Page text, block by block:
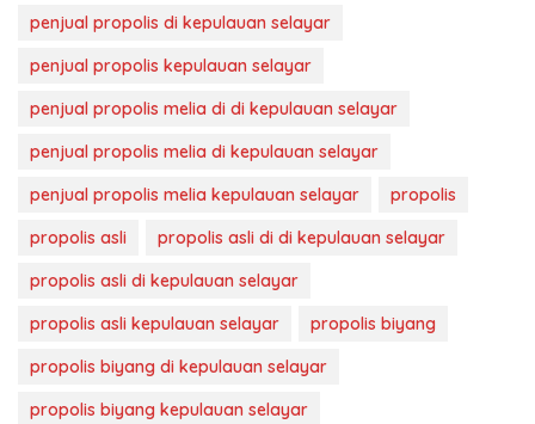
penjual propolis di kepulauan selayar
penjual propolis kepulauan selayar
penjual propolis melia di di kepulauan selayar
penjual propolis melia di kepulauan selayar
penjual propolis melia kepulauan selayar
propolis
propolis asli
propolis asli di di kepulauan selayar
propolis asli di kepulauan selayar
propolis asli kepulauan selayar
propolis biyang
propolis biyang di kepulauan selayar
propolis biyang kepulauan selayar